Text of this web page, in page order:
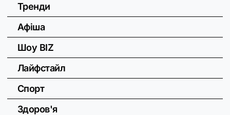
Тренди
Афіша
Шоу BIZ
Лайфстайл
Спорт
Здоров'я